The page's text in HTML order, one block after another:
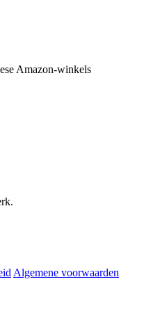
Amazon-winkels
Algemene voorwaarden